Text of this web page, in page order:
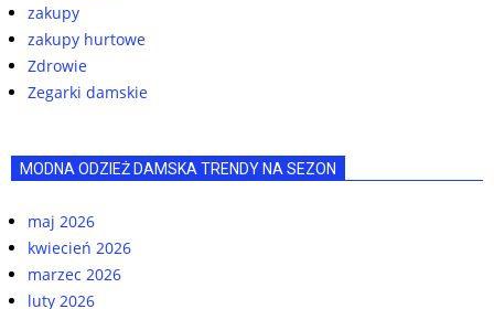
zakupy
zakupy hurtowe
Zdrowie
Zegarki damskie
MODNA ODZIEŻ DAMSKA TRENDY NA SEZON
maj 2026
kwiecień 2026
marzec 2026
luty 2026